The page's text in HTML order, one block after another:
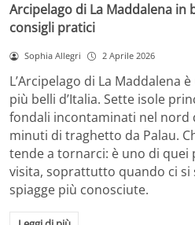
Arcipelago di La Maddalena in
consigli pratici
Sophia Allegri 2 Aprile 2026
L’Arcipelago di La Maddalena
più belli d’Italia. Sette isole
fondali incontaminati nel nord
minuti di traghetto da Palau.
tende a tornarci: è uno di quei
visita, soprattutto quando ci si
spiagge più conosciute.